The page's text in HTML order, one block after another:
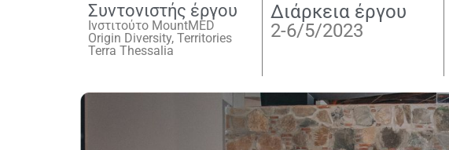
Συντονιστής έργου
Ινστιτούτο MountMED
Origin Diversity, Territories
Terra Thessalia
Διάρκεια έργου
2-6/5/2023